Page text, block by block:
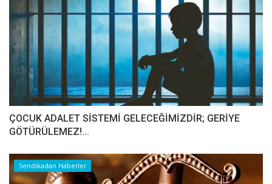
ÇOCUK ADALET SİSTEMİ GELECEĞİMİZDİR; GERİYE
GÖTÜRÜLEMEZ!...
Sendikadan Haberler